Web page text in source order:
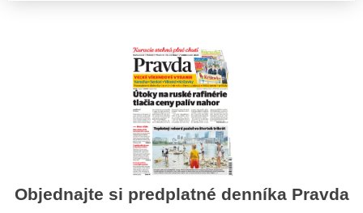
Objednajte si predplatné denníka Pravda